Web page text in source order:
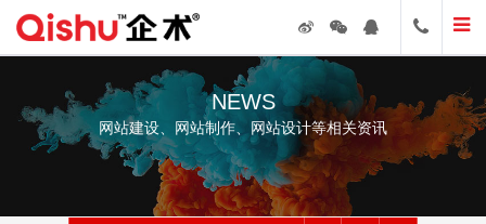
NEWS
网站建设、网站制作、网站设计等相关资讯